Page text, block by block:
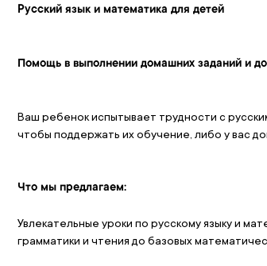
Русский язык и математика для детей
Помощь в выполнении домашних заданий и
Ваш ребенок испытывает трудности с
чтобы поддержать их обучение, либо у вас
Что мы предлагаем:
Увлекательные уроки по русскому языку и
грамматики и чтения до базовых